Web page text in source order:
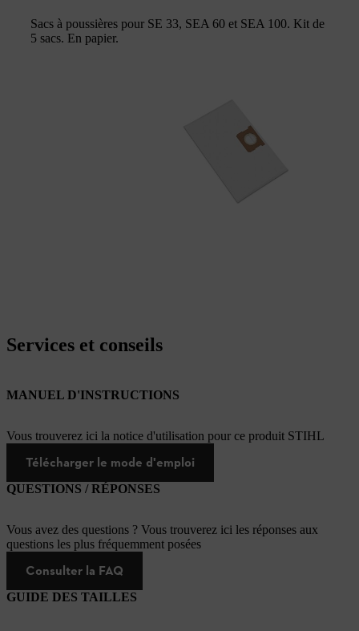
Sacs à poussières pour SE 33, SEA 60 et SEA 100. Kit de
5 sacs. En papier.
Services et conseils
MANUEL D'INSTRUCTIONS
Vous trouverez ici la notice d'utilisation pour ce produit STIHL
Télécharger le mode d'emploi
QUESTIONS / RÉPONSES
Vous avez des questions ? Vous trouverez ici les réponses aux
questions les plus fréquemment posées
Consulter la FAQ
GUIDE DES TAILLES